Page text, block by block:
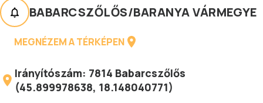
BABARCSZŐLŐS/BARANYA VÁRMEGYE
MEGNÉZEM A TÉRKÉPEN
Irányítószám: 7814 Babarcszőlős
(45.899978638, 18.148040771)